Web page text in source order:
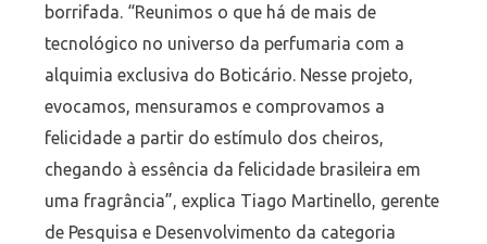
borrifada. “Reunimos o que há de mais de
tecnológico no universo da perfumaria com a
alquimia exclusiva do Boticário. Nesse projeto,
evocamos, mensuramos e comprovamos a
felicidade a partir do estímulo dos cheiros,
chegando à essência da felicidade brasileira em
uma fragrância”, explica Tiago Martinello, gerente
de Pesquisa e Desenvolvimento da categoria